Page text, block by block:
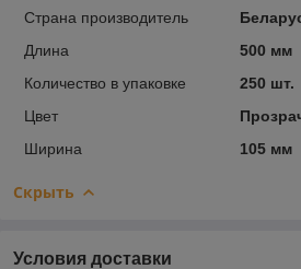
Страна производитель
Длина
500 мм
Количество в упаковке
250 шт.
Цвет
Ширина
105 мм
Скрыть
Условия доставки